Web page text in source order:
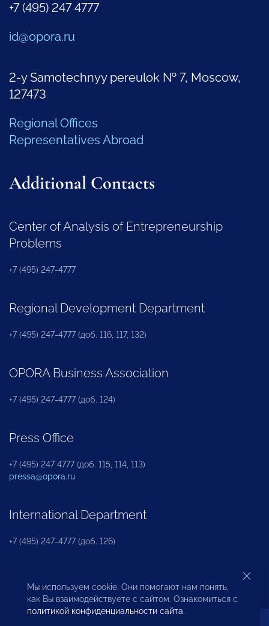
+7 (495) 247 4777
id@opora.ru
2-y Samotechnyy pereulok № 7, Moscow,
127473
Regional Offices
Representatives Abroad
Additional Contacts
Center of Analysis of Entrepreneurship
Problems
+7 (495) 247-4777
Regional Development Department
+7 (495) 247-4777 (доб. 116, 117, 132)
OPORA Business Association
+7 (495) 247-4777 (доб. 124)
Press Office
+7 (495) 247 4777 (доб. 115, 114, 113)
pressa@opora.ru
International Department
+7 (495) 247-4777 (доб. 126)
Business and Investment Rights Protection
Department
Мы используем cookie. Они помогают нам понять,
как Вы взаимодействуете с сайтом. Ознакомиться с
политикой конфиденциальности сайта.